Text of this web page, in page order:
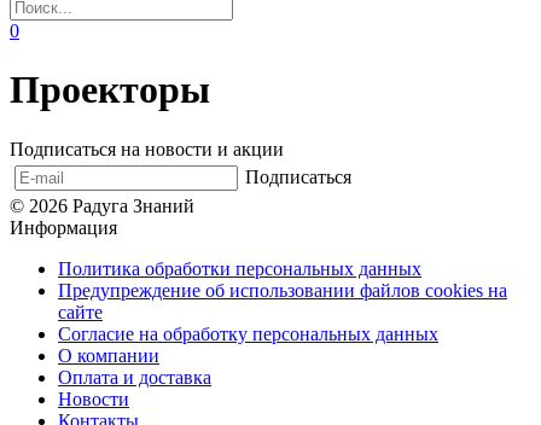
0
Проекторы
Подписаться на новости и акции
Подписаться
© 2026 Радуга Знаний
Информация
Политика обработки персональных данных
Предупреждение об использовании файлов cookies на
сайте
Согласие на обработку персональных данных
О компании
Оплата и доставка
Новости
Контакты